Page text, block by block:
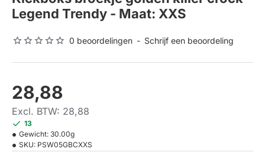
Legend Trendy - Maat: XXS
0 beoordelingen - Schrijf een beoordeling
28,88
Excl. BTW: 28,88
13
Gewicht: 30.00g
SKU: PSW05GBCXXS